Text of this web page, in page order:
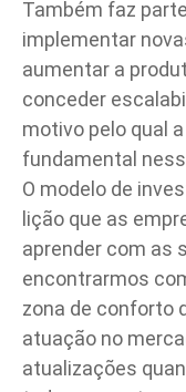
Também faz
implementar
aumentar a
conceder
motivo pelo qual
fundamental
O modelo de
lição que as
aprender com as
encontrarmos
zona de conforto
atuação no
atualizações